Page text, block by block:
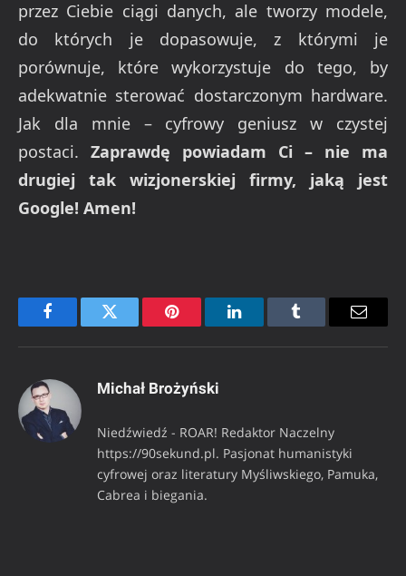
przez Ciebie ciągi danych, ale tworzy modele,
do których je dopasowuje, z którymi je
porównuje, które wykorzystuje do tego, by
adekwatnie sterować dostarczonym hardware.
Jak dla mnie – cyfrowy geniusz w czystej
postaci. Zaprawdę powiadam Ci – nie ma
drugiej tak wizjonerskiej firmy, jaką jest
Google! Amen!
FacebookTwitter Pinterest LinkedInTumblr Email
Michał Brożyński
Niedźwiedź - ROAR! Redaktor Naczelny
https://90sekund.pl. Pasjonat humanistyki
cyfrowej oraz literatury Myśliwskiego, Pamuka,
Cabrea i biegania.